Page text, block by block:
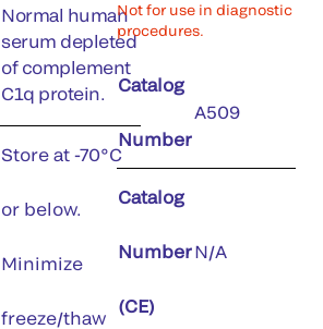
Normal human
serum depleted
of complement
C1q protein.
Store at -70°C
or below.
Minimize
freeze/thaw
Not for use in diagnostic
procedures.
Catalog
Number
A509
Catalog
Number
(CE)
N/A